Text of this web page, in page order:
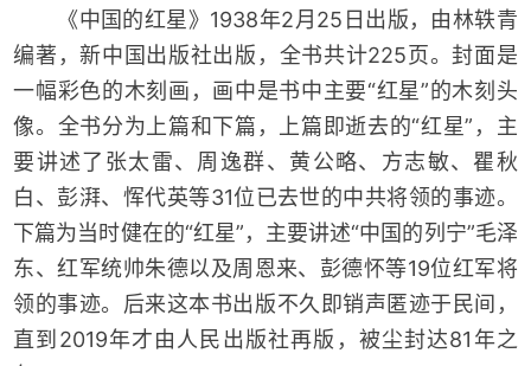
《中国的红星》1938年2月25日出版，由林轶青
编著，新中国出版社出版，全书共计225页。封面是
一幅彩色的木刻画，画中是书中主要“红星”的木刻头
像。全书分为上篇和下篇，上篇即逝去的“红星”，主
要讲述了张太雷、周逸群、黄公略、方志敏、瞿秋
白、彭湃、恽代英等31位已去世的中共将领的事迹。
下篇为当时健在的“红星”，主要讲述“中国的列宁”毛泽
东、红军统帅朱德以及周恩来、彭德怀等19位红军将
领的事迹。后来这本书出版不久即销声匿迹于民间，
直到2019年才由人民出版社再版，被尘封达81年之